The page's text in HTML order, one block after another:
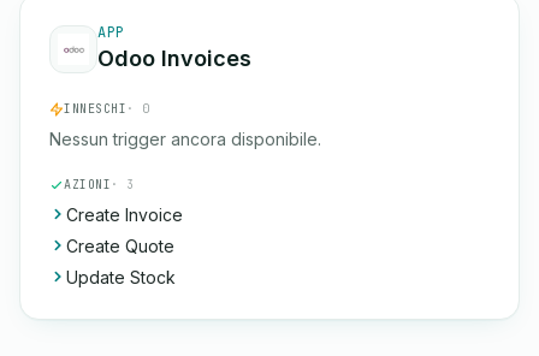
APP
Odoo Invoices
INNESCHI · 0
Nessun trigger ancora disponibile.
AZIONI · 3
Create Invoice
Create Quote
Update Stock